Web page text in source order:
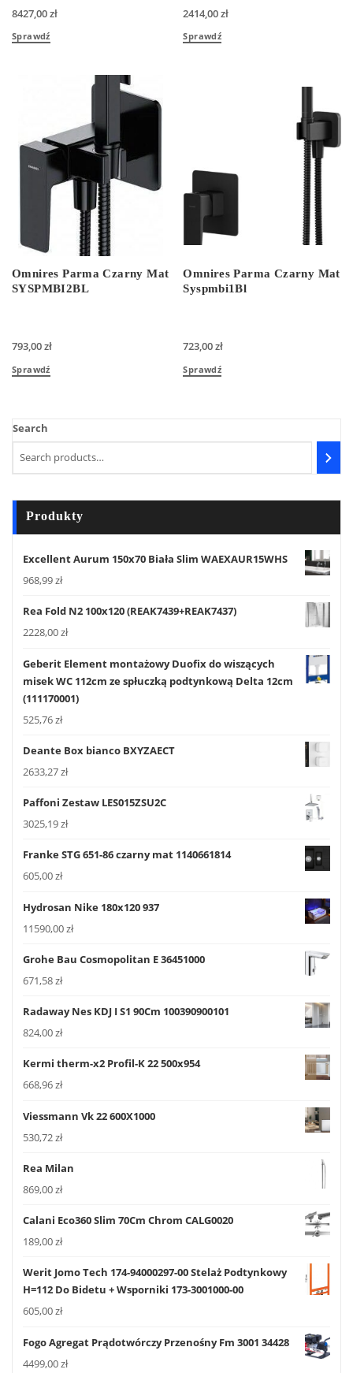
8427,00zł
Sprawdź
2414,00zł
Sprawdź
Omnires Parma Czarny Mat
SYSPMBI2BL
793,00zł
Sprawdź
Omnires Parma Czarny Mat
Syspmbi1Bl
723,00zł
Sprawdź
Search
Produkty
Excellent Aurum 150x70 Biała Slim WAEXAUR15WHS
968,99zł
Rea Fold N2 100x120 (REAK7439+REAK7437)
2228,00zł
Geberit Element montażowy Duofix do wiszących
misek WC 112cm ze spłuczką podtynkową Delta 12cm
(111170001)
525,76zł
Deante Box bianco BXYZAECT
2633,27zł
Paffoni Zestaw LES015ZSU2C
3025,19zł
Franke STG 651-86 czarny mat 1140661814
605,00zł
Hydrosan Nike 180x120 937
11590,00zł
Grohe Bau Cosmopolitan E 36451000
671,58zł
Radaway Nes KDJ I S1 90Cm 100390900101
824,00zł
Kermi therm-x2 Profil-K 22 500x954
668,96zł
Viessmann Vk 22 600X1000
530,72zł
Rea Milan
869,00zł
Calani Eco360 Slim 70Cm Chrom CALG0020
189,00zł
Werit Jomo Tech 174-94000297-00 Stelaż Podtynkowy
H=112 Do Bidetu + Wsporniki 173-3001000-00
605,00zł
Fogo Agregat Prądotwórczy Przenośny Fm 3001 34428
4499,00zł